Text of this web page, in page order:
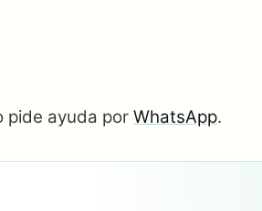
pide ayuda por WhatsApp.